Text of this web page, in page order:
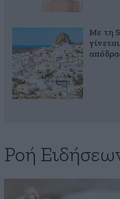
Με τη
Ροή